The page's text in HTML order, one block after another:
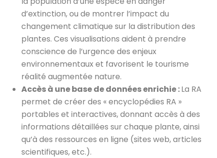
d’extinction, ou de montrer l’impact du
changement climatique sur la distribution des
plantes. Ces visualisations aident à prendre
conscience de l’urgence des enjeux
environnementaux et favorisent le tourisme
réalité augmentée nature.
Accès à une base de données enrichie :La RA
permet de créer des « encyclopédies RA »
portables et interactives, donnant accès à des
informations détaillées sur chaque plante, ainsi
qu’à des ressources en ligne (sites web, articles
scientifiques, etc.).